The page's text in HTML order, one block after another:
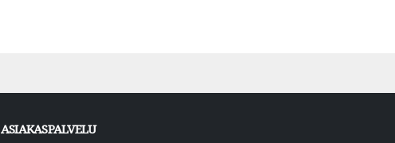
ASIAKASPALVELU